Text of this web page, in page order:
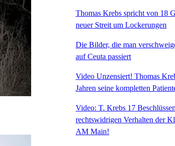
Thomas Krebs spricht von 18
neuer Streit um Lockerungen
Die Bilder, die man
auf Ceuta passiert
Video Unzensiert! Thomas
Jahren seine kompletten
Video: T. Krebs 17
rechtswidrigen Verhalten der
AM Main!